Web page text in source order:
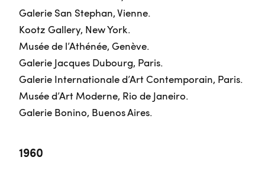
Galerie San Stephan, Vienne.
Kootz Gallery, New York.
Musée de l’Athénée, Genève.
Galerie Jacques Dubourg, Paris.
Galerie Internationale d’Art Contemporain, Paris.
Musée d’Art Moderne, Rio de Janeiro.
Galerie Bonino, Buenos Aires.
1960